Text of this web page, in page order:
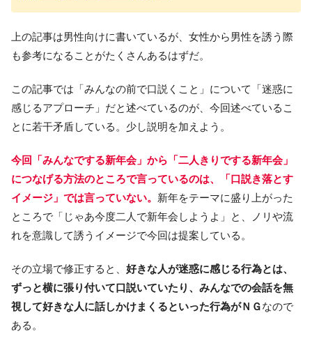
上の記事は男性向けに書いているが、女性から男性を誘う際
も参考になることがたくさんあるはずだ。
この記事では「みんなの前で口説くこと」について「迷惑に
感じるアプローチ」だと述べているのが、今回述べているこ
とに若干矛盾している。少し説明を加えよう。
今回「みんなでする新年会」から「二人きりでする新年会」
につなげる方法のところで言っているのは、「口説き落とす
イメージ」では言っていない。 新年をテーマに盛り上がった
ところで「じゃあ今度二人で新年会しようよ」と、ノリや流
れを意識して誘うイメージで今回は提案している。
その立場で修正すると、 好きな人が迷惑に感じる行為とは、
ずっと横に張り付いて口説いていたり、みんなでの会話を無
視して好きな人に話しかけまくるといった行為がＮＧなので
ある。